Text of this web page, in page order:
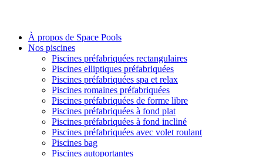
À propos de Space Pools
Nos piscines
Piscines préfabriquées rectangulaires
Piscines elliptiques préfabriquées
Piscines préfabriquées spa et relax
Piscines romaines préfabriquées
Piscines préfabriquées de forme libre
Piscines préfabriquées à fond plat
Piscines préfabriquées à fond incliné
Piscines préfabriquées avec volet roulant
Piscines bag
Piscines autoportantes